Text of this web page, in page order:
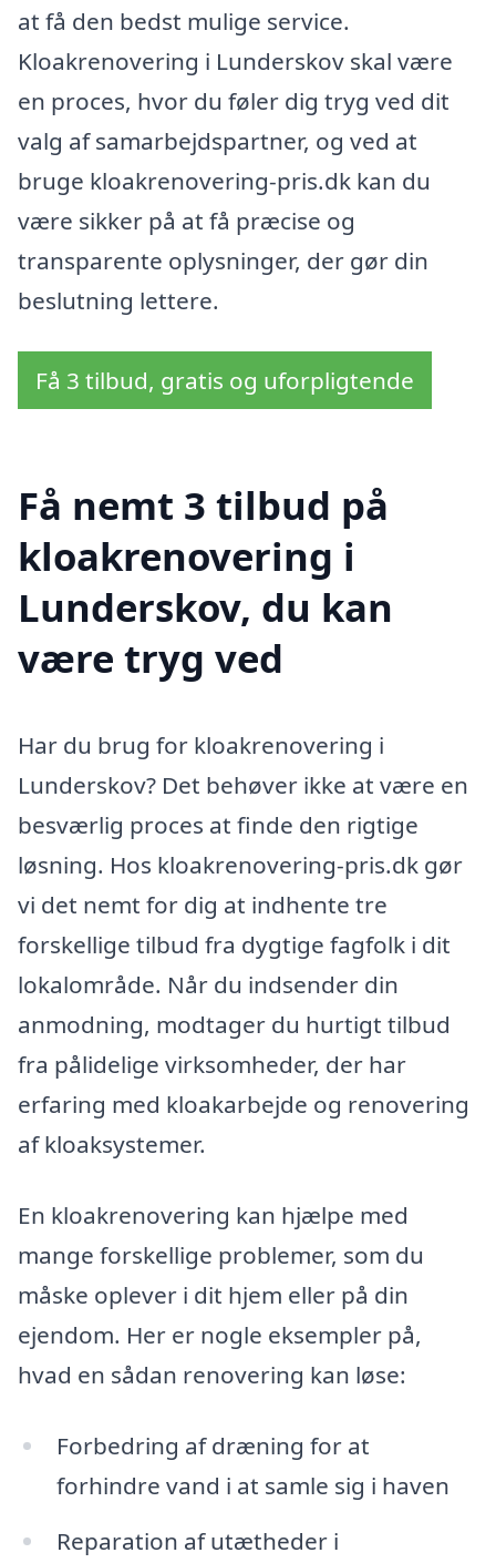
at få den bedst mulige service.
Kloakrenovering i Lunderskov skal være
en proces, hvor du føler dig tryg ved dit
valg af samarbejdspartner, og ved at
bruge kloakrenovering-pris.dk kan du
være sikker på at få præcise og
transparente oplysninger, der gør din
beslutning lettere.
Få 3 tilbud, gratis og uforpligtende
Få nemt 3 tilbud på
kloakrenovering i
Lunderskov, du kan
være tryg ved
Har du brug for kloakrenovering i
Lunderskov? Det behøver ikke at være en
besværlig proces at finde den rigtige
løsning. Hos kloakrenovering-pris.dk gør
vi det nemt for dig at indhente tre
forskellige tilbud fra dygtige fagfolk i dit
lokalområde. Når du indsender din
anmodning, modtager du hurtigt tilbud
fra pålidelige virksomheder, der har
erfaring med kloakarbejde og renovering
af kloaksystemer.
En kloakrenovering kan hjælpe med
mange forskellige problemer, som du
måske oplever i dit hjem eller på din
ejendom. Her er nogle eksempler på,
hvad en sådan renovering kan løse:
Forbedring af dræning for at
forhindre vand i at samle sig i haven
Reparation af utætheder i